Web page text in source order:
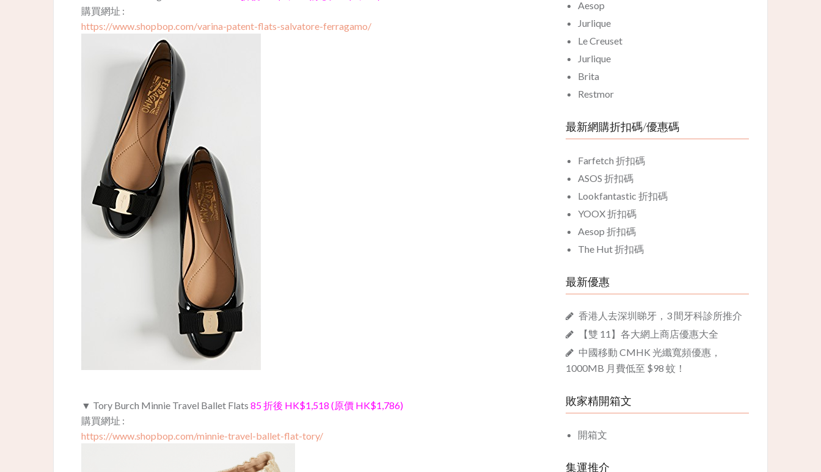
購買網址 :
https://www.shopbop.com/varina-patent-flats-salvatore-ferragamo/
▼ Tory Burch Minnie Travel Ballet Flats 85 折後 HK$1,518 (原價 HK$1,786)
購買網址 :
https://www.shopbop.com/minnie-travel-ballet-flat-tory/
Aesop
Jurlique
Le Creuset
Jurlique
Brita
Restmor
最新網購折扣碼/優惠碼
Farfetch 折扣碼
ASOS 折扣碼
Lookfantastic 折扣碼
YOOX 折扣碼
Aesop 折扣碼
The Hut 折扣碼
最新優惠
香港人去深圳睇牙，3 間牙科診所推介
【雙 11】各大網上商店優惠大全
中國移動 CMHK 光纖寬頻優惠，
1000MB 月費低至 $98 蚊！
敗家精開箱文
開箱文
集運推介